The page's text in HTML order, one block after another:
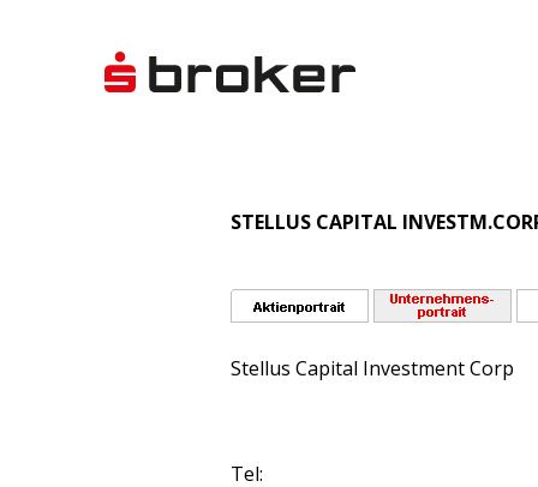
STELLUS CAPITAL
Stellus Capital Investment Corp
Tel: